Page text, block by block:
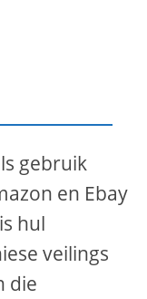
gebruik
en Ebay
hul
veilings
die